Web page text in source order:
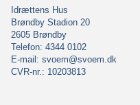
Idrættens Hus
Brøndby Stadion 20
2605 Brøndby
Telefon: 4344 0102
E-mail: svoem@svoem.dk
CVR-nr.: 10203813